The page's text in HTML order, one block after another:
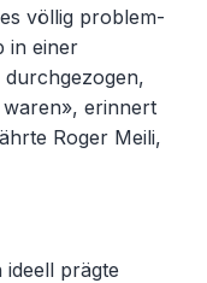
völlig problem-
in einer
erinnert
Roger Meili,
prägte